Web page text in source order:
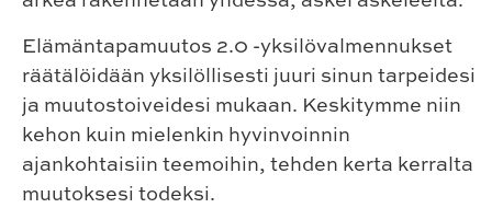
Elämäntapamuutos 2.0 -yksilövalmennukset
räätälöidään yksilöllisesti juuri sinun tarpeidesi
ja muutostoiveidesi mukaan. Keskitymme niin
kehon kuin mielenkin hyvinvoinnin
ajankohtaisiin teemoihin, tehden kerta kerralta
muutoksesi todeksi.